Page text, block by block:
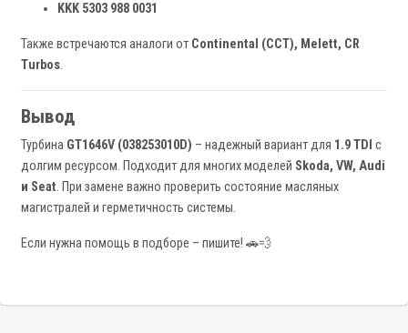
KKK 5303 988 0031
Также встречаются аналоги от Continental (CCT), Melett, CR
Turbos.
Вывод
Турбина GT1646V (038253010D) – надежный вариант для 1.9 TDI с
долгим ресурсом. Подходит для многих моделей Skoda, VW, Audi
и Seat. При замене важно проверить состояние масляных
магистралей и герметичность системы.
Если нужна помощь в подборе – пишите! 🚗💨